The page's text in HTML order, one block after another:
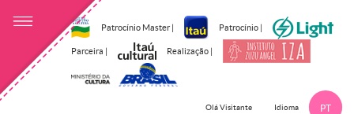
Patrocínio Master | Patrocínio |
Parceira | Realização |
Olá Visitante Idioma PT